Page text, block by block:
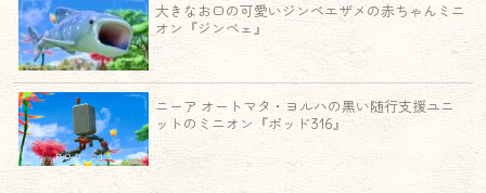
大きなお口の可愛いジンベエザメの赤ちゃんミニ
オン『ジンベェ』
ニーア オートマタ・ヨルハの黒い随行支援ユニ
ットのミニオン『ポッド316』